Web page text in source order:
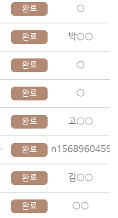
완료 ○
완료 박○○
완료 ○
완료 ○
완료 고○○
완료
완료 김○○
완료 ○○